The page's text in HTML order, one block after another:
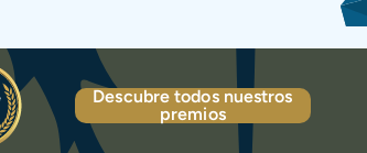
Descubre todos nuestros
premios